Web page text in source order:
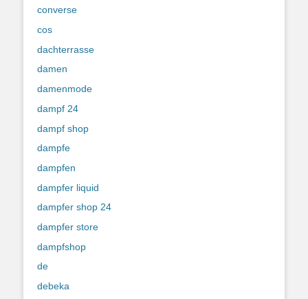
converse
cos
dachterrasse
damen
damenmode
dampf 24
dampf shop
dampfe
dampfen
dampfer liquid
dampfer shop 24
dampfer store
dampfshop
de
debeka